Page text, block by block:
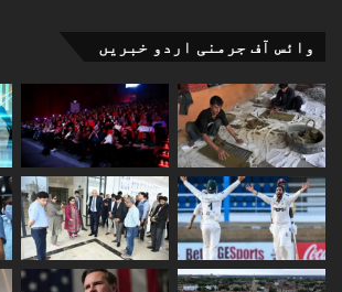
وائس آف جرمنی اردو خبریں